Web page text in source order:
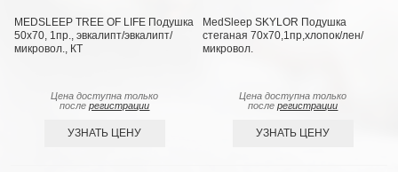
MEDSLEEP TREE OF LIFE Подушка
50х70, 1пр., эвкалипт/эвкалипт/
микровол., КТ
Цена доступна только
послерегистрации
УЗНАТЬ ЦЕНУ
MedSleep SKYLOR Подушка
стеганая 70х70,1пр,хлопок/лен/
микровол.
Цена доступна только
послерегистрации
УЗНАТЬ ЦЕНУ